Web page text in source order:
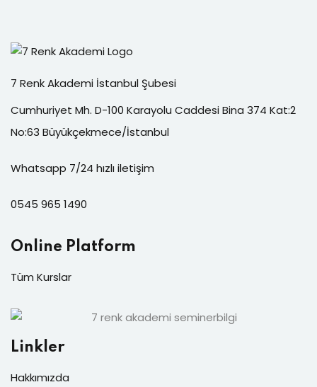
7 Renk Akademi İstanbul Şubesi
Cumhuriyet Mh. D-100 Karayolu Caddesi Bina 374 Kat:2
No:63 Büyükçekmece/İstanbul
Whatsapp 7/24 hızlı iletişim
0545 965 1490
Online Platform
Tüm Kurslar
Linkler
Hakkımızda